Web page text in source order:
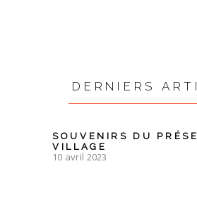
DERNIERS
SOUVENIRS DU
VILLAGE
10 avril 2023